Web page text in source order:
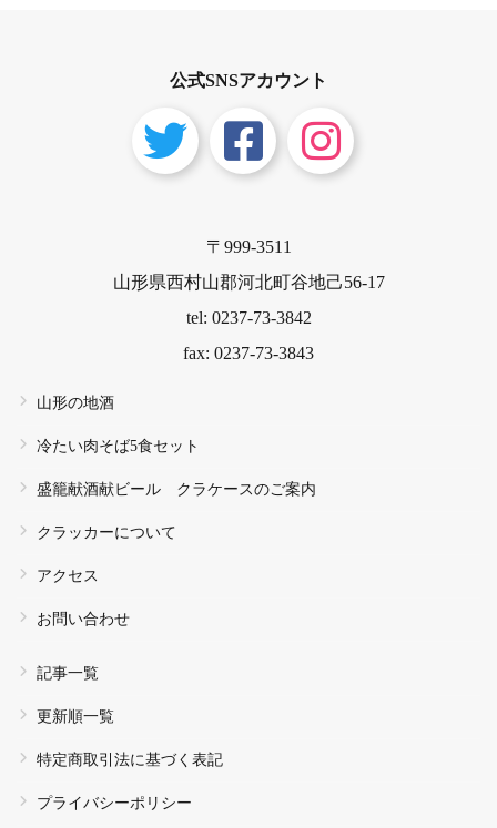
公式SNSアカウント
〒999-3511
山形県西村山郡河北町谷地己56-17
tel: 0237-73-3842
fax: 0237-73-3843
山形の地酒
冷たい肉そば5食セット
盛籠献酒献ビール クラケースのご案内
クラッカーについて
アクセス
お問い合わせ
記事一覧
更新順一覧
特定商取引法に基づく表記
プライバシーポリシー